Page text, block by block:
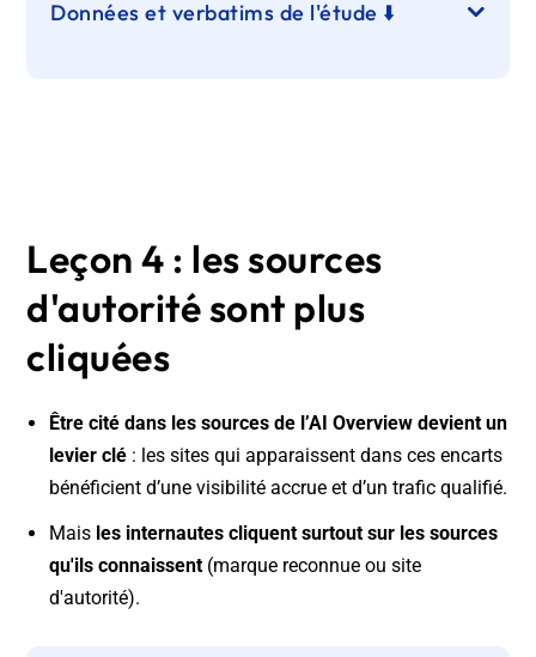
Données et verbatims de l'étude ⬇️
Leçon 4 : les sources
d'autorité sont plus
cliquées
Être cité dans les sources de l’AI Overview devient un
levier clé: les sites qui apparaissent dans ces encarts
bénéficient d’une visibilité accrue et d’un trafic qualifié.
Mais les internautes cliquent surtout sur les sources
qu'ils connaissent(marque reconnue ou site
d'autorité).